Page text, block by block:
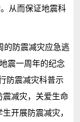
从而保证地震科
的防震减灾应急逃
震一周年的纪念
防震减灾科普示
减灾，关爱生命
开展防震减灾，